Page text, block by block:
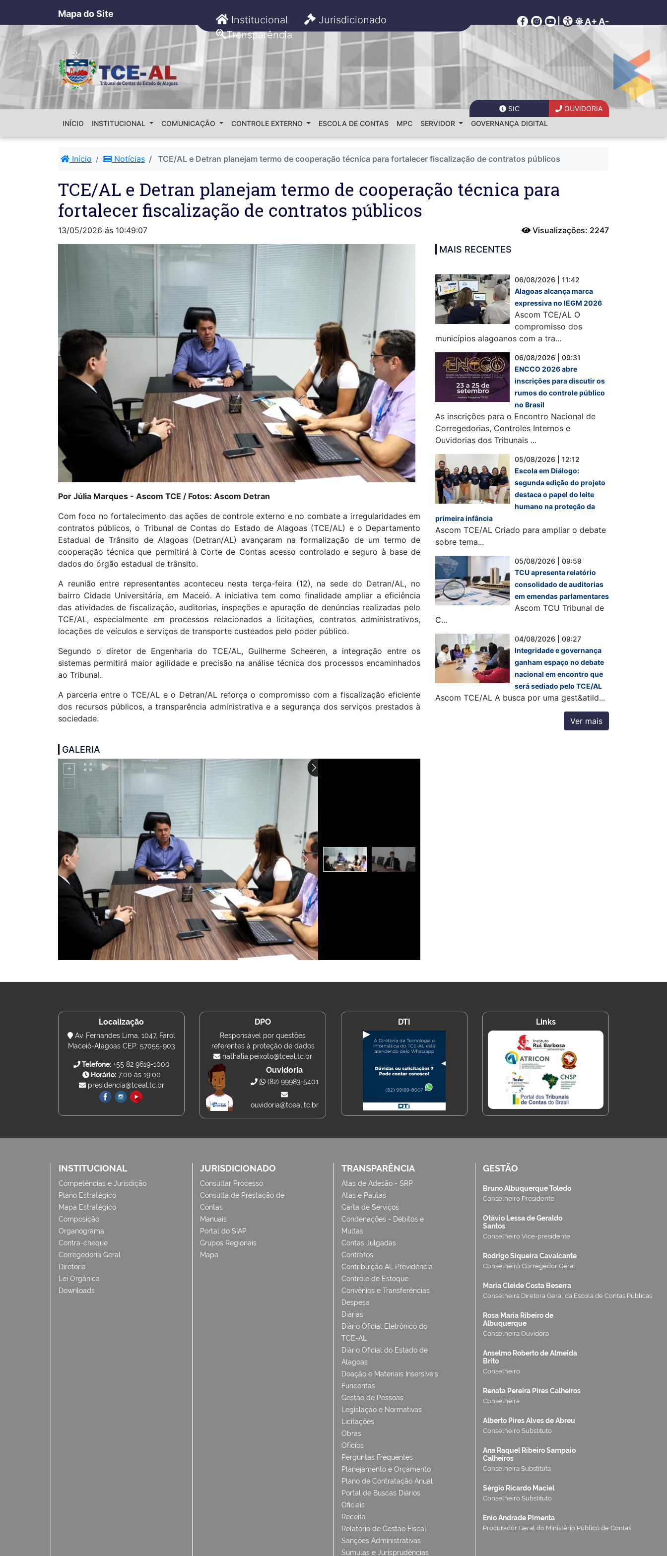
Mapa do Site
Institucional
Jurisdicionado
Transparência
A+ A-
SIC
OUVIDORIA
INÍCIO
INSTITUCIONAL COMUNICAÇÃO CONTROLE EXTERNO ESCOLA DE CONTAS MPC SERVIDOR GOVERNANÇA DIGITAL
Início Notícias TCE/AL e Detran planejam termo de cooperação técnica para fortalecer fiscalização de contratos públicos
TCE/AL e Detran planejam termo de cooperação técnica para
fortalecer fiscalização de contratos públicos
13/05/2026 ás 10:49:07 Visualizações: 2247
Por Júlia Marques - Ascom TCE / Fotos: Ascom Detran
Com foco no fortalecimento das ações de controle externo e no combate a irregularidades em
contratos públicos, o Tribunal de Contas do Estado de Alagoas (TCE/AL) e o Departamento
Estadual de Trânsito de Alagoas (Detran/AL) avançaram na formalização de um termo de
cooperação técnica que permitirá à Corte de Contas acesso controlado e seguro à base de
dados do órgão estadual de trânsito.
A reunião entre representantes aconteceu nesta terça-feira (12), na sede do Detran/AL, no
bairro Cidade Universitária, em Maceió. A iniciativa tem como finalidade ampliar a eficiência
das atividades de fiscalização, auditorias, inspeções e apuração de denúncias realizadas pelo
TCE/AL, especialmente em processos relacionados a licitações, contratos administrativos,
locações de veículos e serviços de transporte custeados pelo poder público.
Segundo o diretor de Engenharia do TCE/AL, Guilherme Scheeren, a integração entre os
sistemas permitirá maior agilidade e precisão na análise técnica dos processos encaminhados
ao Tribunal.
A parceria entre o TCE/AL e o Detran/AL reforça o compromisso com a fiscalização eficiente
dos recursos públicos, a transparência administrativa e a segurança dos serviços prestados à
sociedade.
GALERIA
MAIS RECENTES
06/08/2026 | 11:42
Alagoas alcança marca
expressiva no IEGM 2026
Ascom TCE/AL O
compromisso dos
municípios alagoanos com a tra...
06/08/2026 | 09:31
ENCCO 2026 abre
inscrições para discutir os
rumos do controle público
no Brasil
As inscrições para o Encontro Nacional de
Corregedorias, Controles Internos e
Ouvidorias dos Tribunais ...
05/08/2026 | 12:12
Escola em Diálogo:
segunda edição do projeto
destaca o papel do leite
humano na proteção da
primeira infância
Ascom TCE/AL Criado para ampliar o debate
sobre tema...
05/08/2026 | 09:59
TCU apresenta relatório
consolidado de auditorias
em emendas parlamentares
Ascom TCU Tribunal de
C...
04/08/2026 | 09:27
Integridade e governança
ganham espaço no debate
nacional em encontro que
será sediado pelo TCE/AL
Ascom TCE/AL A busca por uma gest&atild...
Ver mais
Localização
Av. Fernandes Lima, 1047, Farol
Maceió-Alagoas CEP: 57055-903
Telefone:+55 82 9619-1000
Horário:7:00 às 19:00
presidencia@tceal.tc.br
DPO
Responsável por questões
referentes à proteção de dados
nathalia.peixoto@tceal.tc.br
Ouvidoria
(82) 99983-5401
ouvidoria@tceal.tc.br
DTI Links
INSTITUCIONAL
Competências e Jurisdição
Plano Estratégico
Mapa Estratégico
Composição
Organograma
Contra-cheque
Corregedoria Geral
Diretoria
Lei Orgânica
Downloads
JURISDICIONADO
Consultar Processo
Consulta de Prestação de
Contas
Manuais
Portal do SIAP
Grupos Regionais
Mapa
TRANSPARÊNCIA
Atas de Adesão - SRP
Atas e Pautas
Carta de Serviços
Condenações - Débitos e
Multas
Contas Julgadas
Contratos
Contribuição AL Previdência
Controle de Estoque
Convênios e Transferências
Despesa
Diárias
Diário Oficial Eletrônico do
TCE-AL
Diário Oficial do Estado de
Alagoas
Doação e Materiais Insersíveis
Funcontas
Gestão de Pessoas
Legislação e Normativas
Licitações
Obras
Ofícios
Perguntas Frequentes
Planejamento e Orçamento
Plano de Contratação Anual
Portal de Buscas Diários
Oficiais
Receita
Relatório de Gestão Fiscal
Sanções Administrativas
Súmulas e Jurisprudências
GESTÃO
Bruno Albuquerque Toledo
Conselheiro Presidente
Otávio Lessa de Geraldo
Santos
Conselheiro Vice-presidente
Rodrigo Siqueira Cavalcante
Conselheiro Corregedor Geral
Maria Cleide Costa Beserra
Conselheira Diretora Geral da Escola de Contas Públicas
Rosa Maria Ribeiro de
Albuquerque
Conselheira Ouvidora
Anselmo Roberto de Almeida
Brito
Conselheiro
Renata Pereira Pires Calheiros
Conselheira
Alberto Pires Alves de Abreu
Conselheiro Substituto
Ana Raquel Ribeiro Sampaio
Calheiros
Conselheira Substituta
Sérgio Ricardo Maciel
Conselheiro Substituto
Enio Andrade Pimenta
Procurador Geral do Ministério Público de Contas